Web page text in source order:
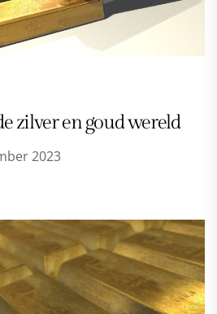
zilver en goud wereld
2023